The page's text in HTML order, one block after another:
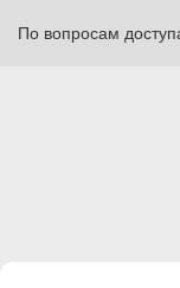
По вопросам